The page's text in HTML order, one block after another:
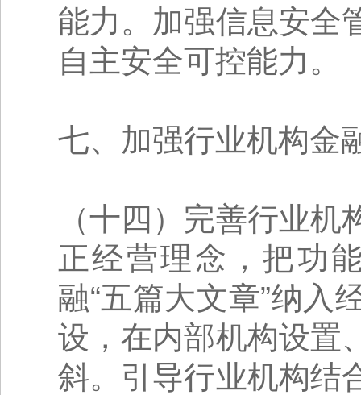
能力。加强信息安全
自主安全可控能力。
七、加强行业机构金
（十四）完善行业
正经营理念，把功
融“五篇大文章”纳入
设，在内部机构设置
斜。引导行业机构结